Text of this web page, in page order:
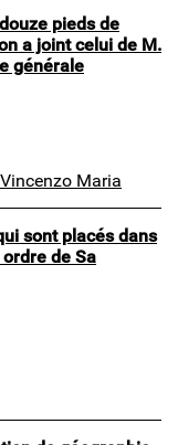
pieds de
a joint celui de M.
générale
Maria
sont placés dans
de Sa